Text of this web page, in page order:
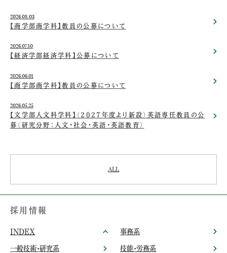
2026.08.03
【商学部商学科】教員の公募について
2026.07.10
【経済学部経済学科】公募について
2026.06.01
【商学部商学科】教員の公募について
2026.05.25
【文学部人文科学科】（2027年度より新設）英語専任教員の公
募（研究分野：人文・社会・英語・英語教育）
ALL
採用情報
INDEX 事務系
一般技術・研究系 技能・労務系